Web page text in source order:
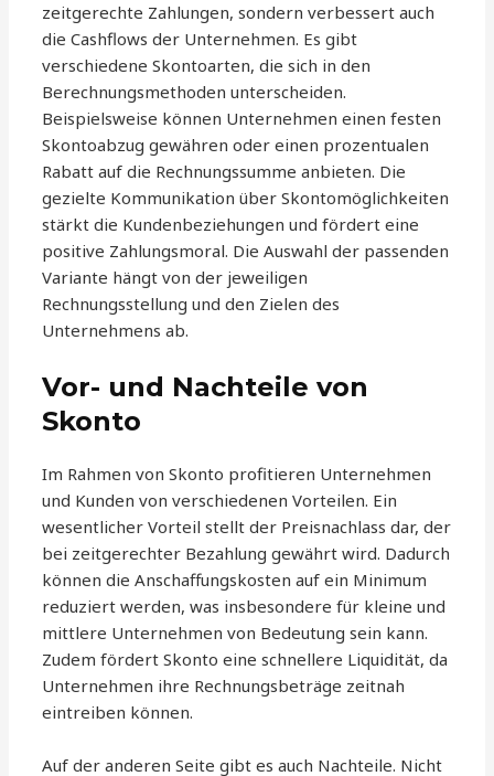
zeitgerechte Zahlungen, sondern verbessert auch
die Cashflows der Unternehmen. Es gibt
verschiedene Skontoarten, die sich in den
Berechnungsmethoden unterscheiden.
Beispielsweise können Unternehmen einen festen
Skontoabzug gewähren oder einen prozentualen
Rabatt auf die Rechnungssumme anbieten. Die
gezielte Kommunikation über Skontomöglichkeiten
stärkt die Kundenbeziehungen und fördert eine
positive Zahlungsmoral. Die Auswahl der passenden
Variante hängt von der jeweiligen
Rechnungsstellung und den Zielen des
Unternehmens ab.
Vor- und Nachteile von
Skonto
Im Rahmen von Skonto profitieren Unternehmen
und Kunden von verschiedenen Vorteilen. Ein
wesentlicher Vorteil stellt der Preisnachlass dar, der
bei zeitgerechter Bezahlung gewährt wird. Dadurch
können die Anschaffungskosten auf ein Minimum
reduziert werden, was insbesondere für kleine und
mittlere Unternehmen von Bedeutung sein kann.
Zudem fördert Skonto eine schnellere Liquidität, da
Unternehmen ihre Rechnungsbeträge zeitnah
eintreiben können.
Auf der anderen Seite gibt es auch Nachteile. Nicht